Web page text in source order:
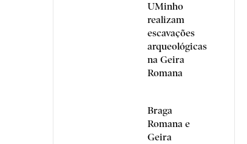
UMinho
realizam
escavações
arqueológicas
na Geira
Romana
Braga
Romana e
Geira